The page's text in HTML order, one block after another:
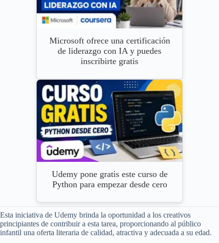
Microsoft ofrece una certificación
de liderazgo con IA y puedes
inscribirte gratis
Udemy pone gratis este curso de
Python para empezar desde cero
Esta iniciativa de Udemy brinda la oportunidad a los creativos
principiantes de contribuir a esta tarea, proporcionando al público
infantil una oferta literaria de calidad, atractiva y adecuada a su edad.